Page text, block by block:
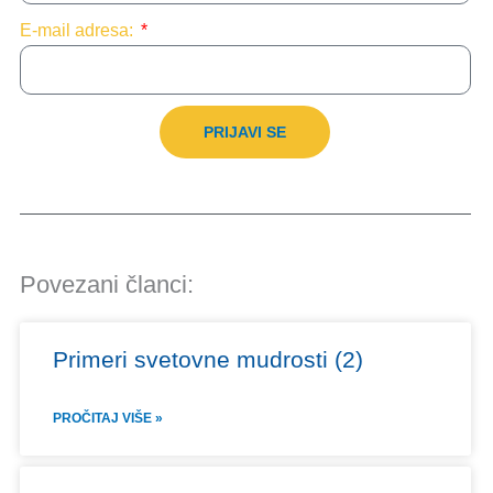
E-mail adresa:
PRIJAVI SE
Povezani članci:
Primeri svetovne mudrosti (2)
PROČITAJ VIŠE »